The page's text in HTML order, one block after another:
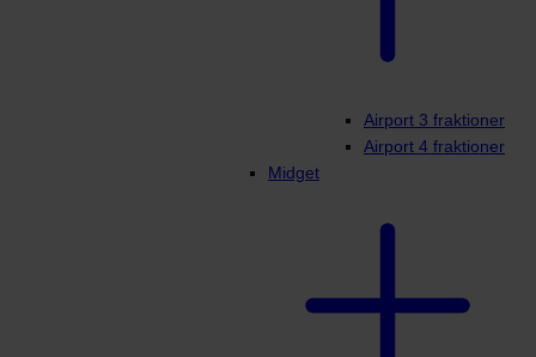
Airport 3 fraktioner
Airport 4 fraktioner
Midget